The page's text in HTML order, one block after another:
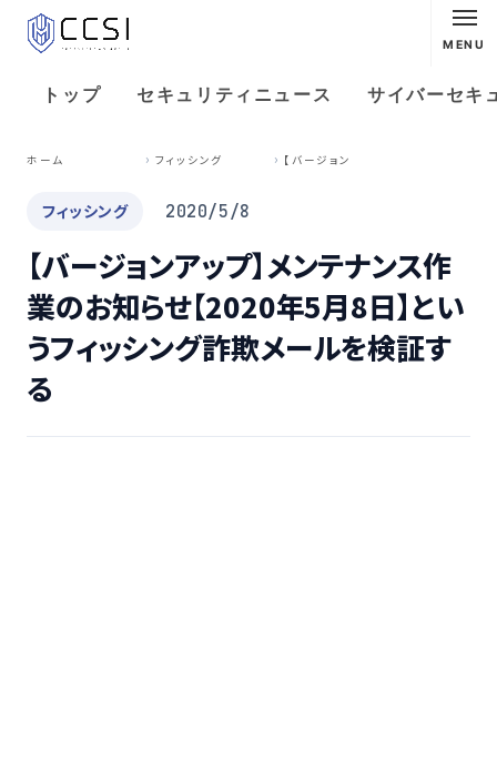
MENU
トップ セキュリティニュース サイバーセキ
ホーム フィッシング
フィッシング 2020/5/8
【バージョンアップ】メンテナンス作
業のお知らせ【2020年5月8日】とい
うフィッシング詐欺メールを検証す
る